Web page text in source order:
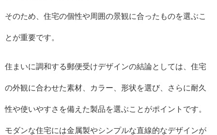
そのため、住宅の個性や周囲の景観に合ったものを選ぶこ
とが重要です。
住まいに調和する郵便受けデザインの結論としては、住宅
の外観に合わせた素材、カラー、形状を選び、さらに耐久
性や使いやすさを備えた製品を選ぶことがポイントです。
モダンな住宅には金属製やシンプルな直線的なデザインが